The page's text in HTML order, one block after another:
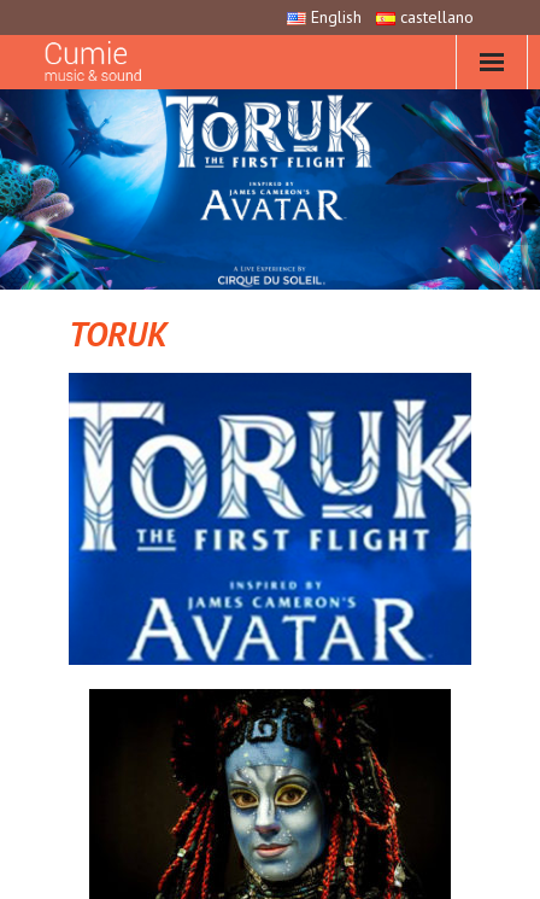
English castellano
TORUK